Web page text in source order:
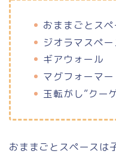
おままごとスペ
ジオラマスペー
ギアウォール
マグフォーマー
玉転がし”クー
おままごとスペースは